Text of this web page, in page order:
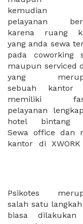
kemudian
pelayanan
karena ruang
yang anda sewa
pada coworking
maupun serviced
yang
sebuah kantor
memiliki
pelayanan
hotel bintang
Sewa office dan
kantor di
yang akan anda
kemudian Anda
survey
mengunjungi
kantor Anda,
akan dibuat
mudah untuk
kantor terbaik
dan juga sewa
murah karena
yang kami miliki
Psikotes
salah satu
biasa dilakukan
faktor tersebut
menurunkan
dan konsentrasi